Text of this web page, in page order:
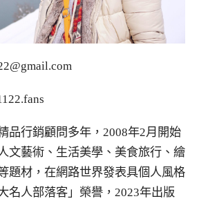
品行銷顧問多年，2008年2月開始
文藝術、生活美學、美食旅行、繪
題材，在網路世界發表具個人風格
名人部落客」榮譽，2023年出版